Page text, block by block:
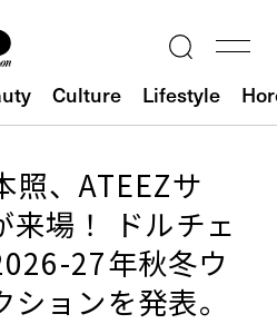
Culture Lifestyle
、ATEEZサ
来場！ ドルチェ
27年秋冬ウ
ョンを発表。